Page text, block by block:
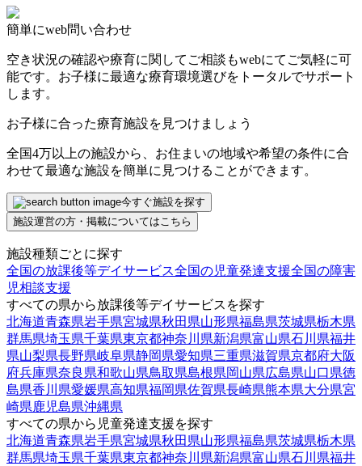
簡単にweb問い合わせ
空き状況の確認や療育に関してご相談もwebにてご気軽に可
能です。お子様に最適な療育環境選びをトータルでサポート
します。
お子様に合った療育施設を見つけましょう
全国4万以上の施設から、お住まいの地域や希望の条件に合
わせて最適な施設を簡単に見つけることができます。
今すぐ施設を探す
施設運営の方・掲載についてはこちら
施設種類ごとに探す
全国の放課後等デイサービス全国の児童発達支援全国の障害
児相談支援
すべての県から放課後等デイサービスを探す
北海道青森県岩手県宮城県秋田県山形県福島県茨城県栃木県
群馬県埼玉県千葉県東京都神奈川県新潟県富山県石川県福井
県山梨県長野県岐阜県静岡県愛知県三重県滋賀県京都府大阪
府兵庫県奈良県和歌山県鳥取県島根県岡山県広島県山口県徳
島県香川県愛媛県高知県福岡県佐賀県長崎県熊本県大分県宮
崎県鹿児島県沖縄県
すべての県から児童発達支援を探す
北海道青森県岩手県宮城県秋田県山形県福島県茨城県栃木県
群馬県埼玉県千葉県東京都神奈川県新潟県富山県石川県福井